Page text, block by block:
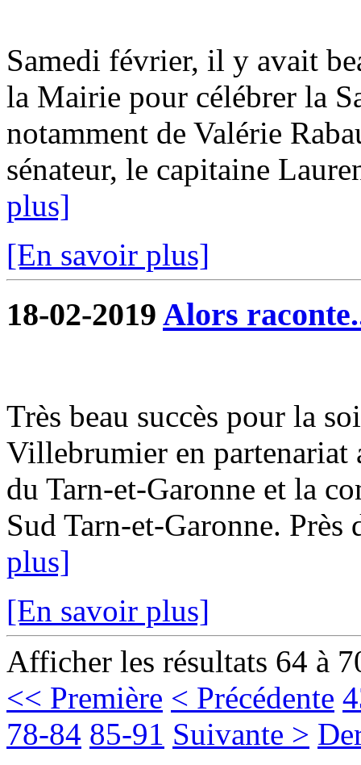
Samedi février, il y avait
la Mairie pour célébrer la
notamment de Valérie
sénateur, le capitaine
plus]
[En savoir plus]
18-02-2019 Alors
Très beau succès pour la
Villebrumier en partenariat
du Tarn-et-Garonne et la
Sud Tarn-et-Garonne. Près
plus]
[En savoir plus]
Afficher les résultats 64 à
<< Première < Précédente
78-84 85-91 Suivante >